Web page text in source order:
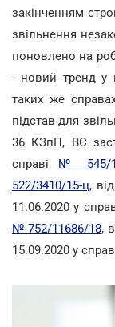
закінченням
звільнення
поновлено на
- новий тренд у
таких же
підстав для
36 КЗпП, ВС
справі № 545/
522/3410/15-ц,
11.06.2020 у
№ 752/11686/18,
15.09.2020 у